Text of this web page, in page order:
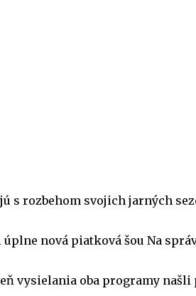
s rozbehom svojich jarných
nová piatková šou Na
vysielania oba programy